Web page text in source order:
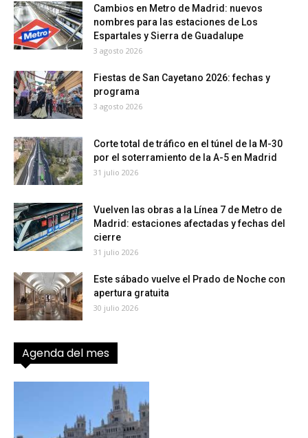
Cambios en Metro de Madrid: nuevos
nombres para las estaciones de Los
Espartales y Sierra de Guadalupe
3 agosto 2026
Fiestas de San Cayetano 2026: fechas y
programa
3 agosto 2026
Corte total de tráfico en el túnel de la M-30
por el soterramiento de la A-5 en Madrid
31 julio 2026
Vuelven las obras a la Línea 7 de Metro de
Madrid: estaciones afectadas y fechas del
cierre
31 julio 2026
Este sábado vuelve el Prado de Noche con
apertura gratuita
30 julio 2026
Agenda del mes